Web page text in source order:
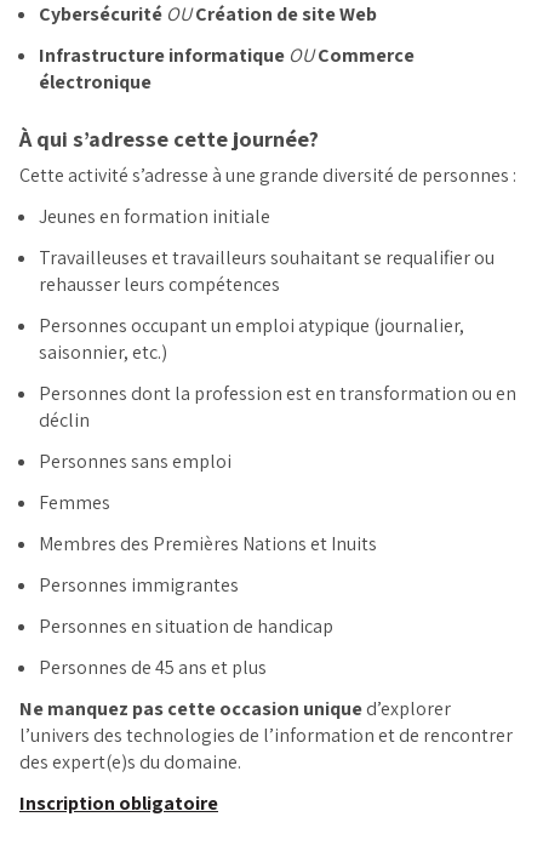
Cybersécurité OUCréation de site Web
Infrastructure informatique OUCommerce
électronique
À qui s’adresse cette journée?
Cette activité s’adresse à une grande diversité de personnes :
Jeunes en formation initiale
Travailleuses et travailleurs souhaitant se requalifier ou
rehausser leurs compétences
Personnes occupant un emploi atypique (journalier,
saisonnier, etc.)
Personnes dont la profession est en transformation ou en
déclin
Personnes sans emploi
Femmes
Membres des Premières Nations et Inuits
Personnes immigrantes
Personnes en situation de handicap
Personnes de 45 ans et plus
Ne manquez pas cette occasion uniqued’explorer
l’univers des technologies de l’information et de rencontrer
des expert(e)s du domaine.
Inscription obligatoire